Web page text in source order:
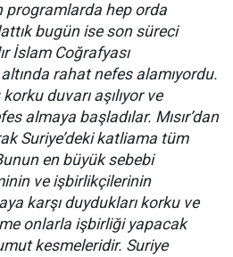
programlarda hep orda
bugün ise son süreci
İslam Coğrafyası
rahat nefes alamıyordu.
duvarı aşılıyor ve
almaya başladılar. Mısır’dan
Suriye’deki katliama tüm
en büyük sebebi
ve işbirlikçilerinin
karşı duydukları korku ve
onlarla işbirliği yapacak
kesmeleridir. Suriye